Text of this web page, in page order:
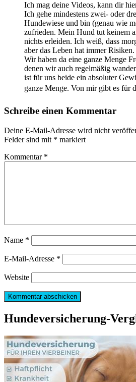
Ich mag deine Videos, kann dir
Ich gehe mindestens zwei- oder
Hundewiese und bin (genau wie
zufrieden. Mein Hund tut keinem
nichts erleiden. Ich weiß, dass
aber das Leben hat immer Risiken.
Wir haben da eine ganze Menge
denen wir auch regelmäßig
ist für uns beide ein absoluter
ganze Menge. Von mir gibt es für
Schreibe einen Kommentar
Deine E-Mail-Adresse wird nicht
Felder sind mit * markiert
Kommentar *
Name *
E-Mail-Adresse *
Website
Hundeversicherung-